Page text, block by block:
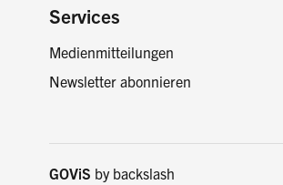
Footer
Services
Medienmitteilungen
Newsletter abonnieren
GOViS by backslash